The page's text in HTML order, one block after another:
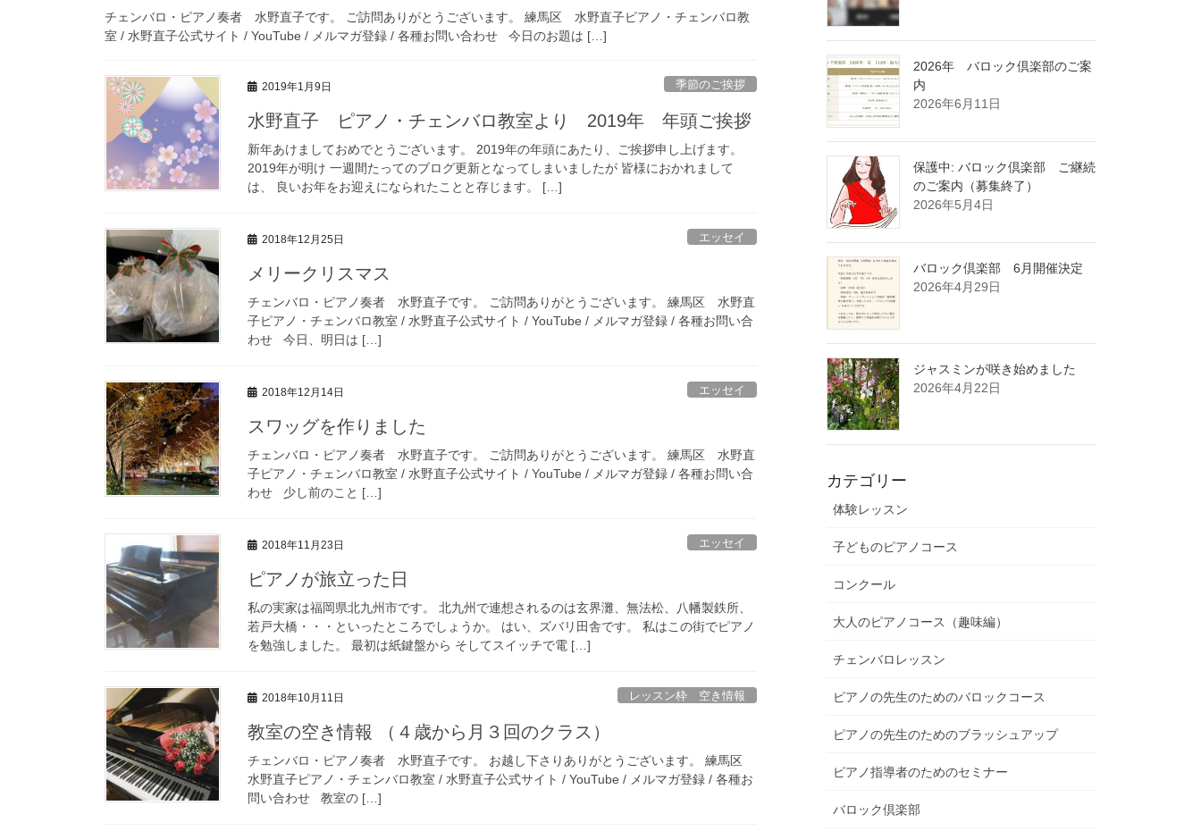
チェンバロ・ピアノ奏者 水野直子です。 ご訪問ありがとうございます。 練馬区 水野直子ピアノ・チェンバロ教
室 / 水野直子公式サイト / YouTube / メルマガ登録 / 各種お問い合わせ 今日のお題は […]
2019年1月9日 季節のご挨拶
水野直子 ピアノ・チェンバロ教室より 2019年 年頭ご挨拶
新年あけましておめでとうございます。 2019年の年頭にあたり、ご挨拶申し上げます。
2019年が明け 一週間たってのブログ更新となってしまいましたが 皆様におかれまして
は、 良いお年をお迎えになられたことと存じます。 […]
2018年12月25日 エッセイ
メリークリスマス
チェンバロ・ピアノ奏者 水野直子です。 ご訪問ありがとうございます。 練馬区 水野直
子ピアノ・チェンバロ教室 / 水野直子公式サイト / YouTube / メルマガ登録 / 各種お問い合
わせ 今日、明日は […]
2018年12月14日 エッセイ
スワッグを作りました
チェンバロ・ピアノ奏者 水野直子です。 ご訪問ありがとうございます。 練馬区 水野直
子ピアノ・チェンバロ教室 / 水野直子公式サイト / YouTube / メルマガ登録 / 各種お問い合
わせ 少し前のこと […]
2018年11月23日 エッセイ
ピアノが旅立った日
私の実家は福岡県北九州市です。 北九州で連想されるのは玄界灘、無法松、八幡製鉄所、
若戸大橋・・・といったところでしょうか。 はい、ズバリ田舎です。 私はこの街でピアノ
を勉強しました。 最初は紙鍵盤から そしてスイッチで電 […]
2018年10月11日 レッスン枠 空き情報
教室の空き情報 （４歳から月３回のクラス）
チェンバロ・ピアノ奏者 水野直子です。 お越し下さりありがとうございます。 練馬区
水野直子ピアノ・チェンバロ教室 / 水野直子公式サイト / YouTube / メルマガ登録 / 各種お
問い合わせ 教室の […]
2026年 バロック倶楽部のご案
内
2026年6月11日
保護中: バロック倶楽部 ご継続
のご案内（募集終了）
2026年5月4日
バロック倶楽部 6月開催決定
2026年4月29日
ジャスミンが咲き始めました
2026年4月22日
カテゴリー
体験レッスン
子どものピアノコース
コンクール
大人のピアノコース（趣味編）
チェンバロレッスン
ピアノの先生のためのバロックコース
ピアノの先生のためのブラッシュアップ
ピアノ指導者のためのセミナー
バロック倶楽部